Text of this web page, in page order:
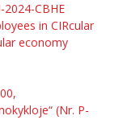
CBHE
in CIRcular
economy
(Nr. P-